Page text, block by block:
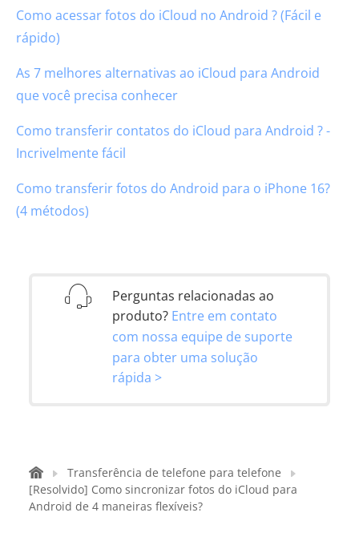
Como acessar fotos do iCloud no Android ? (Fácil e
rápido)
As 7 melhores alternativas ao iCloud para Android
que você precisa conhecer
Como transferir contatos do iCloud para Android ? -
Incrivelmente fácil
Como transferir fotos do Android para o iPhone 16?
(4 métodos)
Perguntas relacionadas ao
produto? Entre em contato
com nossa equipe de suporte
para obter uma solução
rápida >
Transferência de telefone para telefone
[Resolvido] Como sincronizar fotos do iCloud para
Android de 4 maneiras flexíveis?